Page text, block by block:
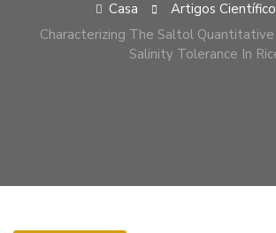
Casa
Artigos
Characterizing The Saltol
Salinity Tolerance In